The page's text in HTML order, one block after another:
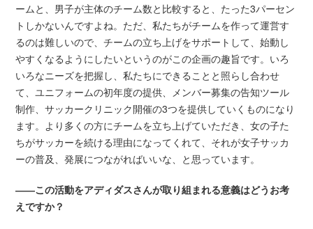
ームと、男子が主体のチーム数と比較すると、たった3パーセン
トしかないんですよね。ただ、私たちがチームを作って運営す
るのは難しいので、チームの立ち上げをサポートして、始動し
やすくなるようにしたいというのがこの企画の趣旨です。いろ
いろなニーズを把握し、私たちにできることと照らし合わせ
て、ユニフォームの初年度の提供、メンバー募集の告知ツール
制作、サッカークリニック開催の3つを提供していくものになり
ます。より多くの方にチームを立ち上げていただき、女の子た
ちがサッカーを続ける理由になってくれて、それが女子サッカ
ーの普及、発展につながればいいな、と思っています。
――この活動をアディダスさんが取り組まれる意義はどうお考
えですか？